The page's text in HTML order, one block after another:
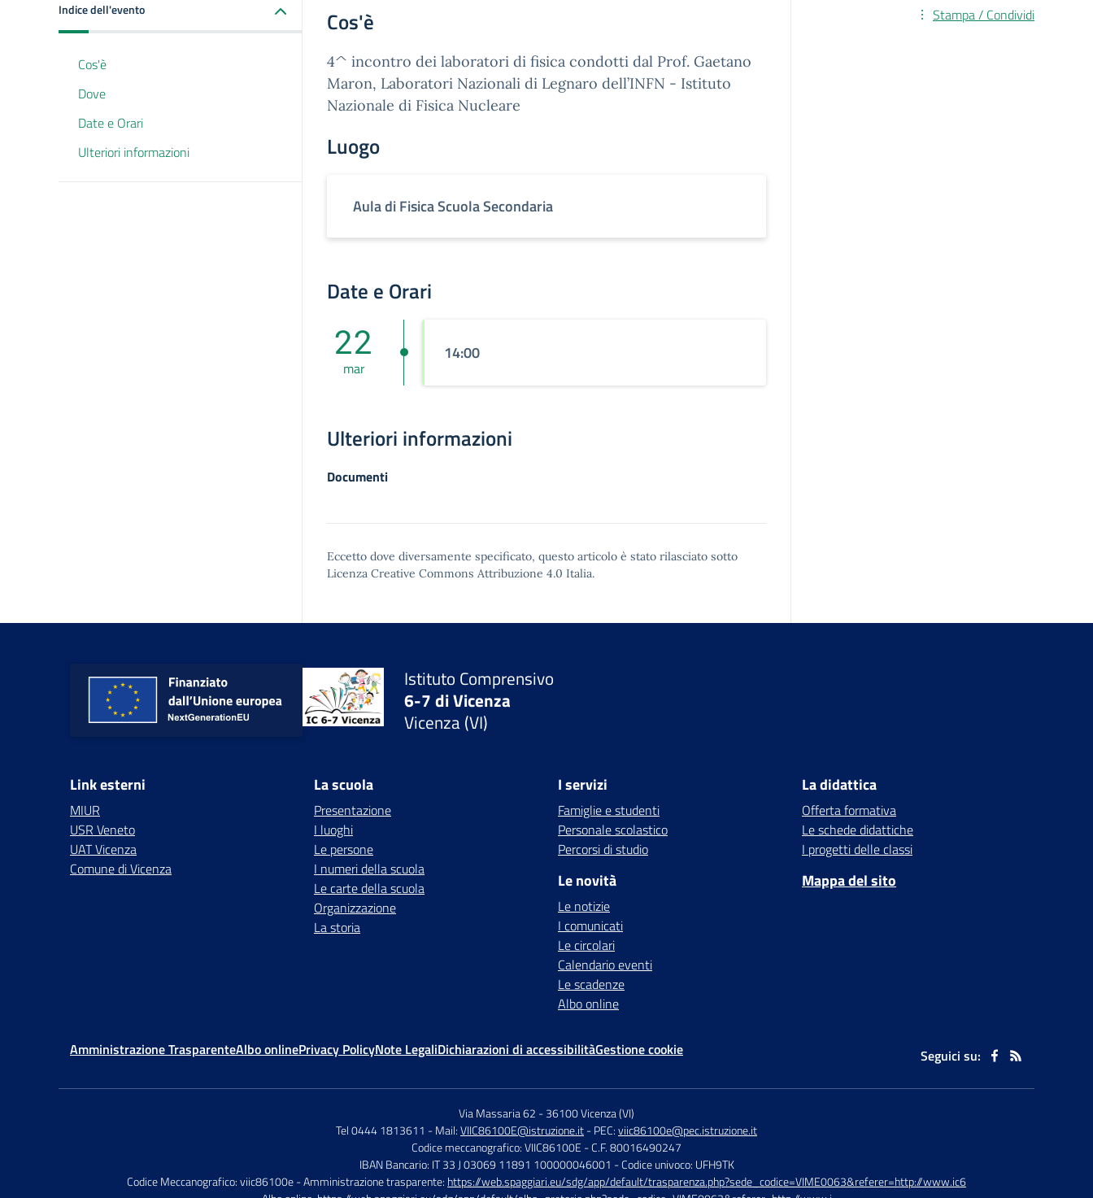
Indice dell'evento
Cos'è
Dove
Date e Orari
Ulteriori informazioni
Cos'è
4^ incontro dei laboratori di fisica condotti dal Prof. Gaetano
Maron, Laboratori Nazionali di Legnaro dell’INFN - Istituto
Nazionale di Fisica Nucleare
Luogo
Aula di Fisica Scuola Secondaria
Date e Orari
22
mar
14:00
Ulteriori informazioni
Documenti
Eccetto dove diversamente specificato, questo articolo è stato rilasciato sotto
Licenza Creative Commons Attribuzione 4.0 Italia.
Stampa / Condividi
Istituto Comprensivo
6-7 di Vicenza
Vicenza (VI)
Link esterni
MIUR
USR Veneto
UAT Vicenza
Comune di Vicenza
La scuola
Presentazione
I luoghi
Le persone
I numeri della scuola
Le carte della scuola
Organizzazione
La storia
I servizi
Famiglie e studenti
Personale scolastico
Percorsi di studio
Le novità
Le notizie
I comunicati
Le circolari
Calendario eventi
Le scadenze
Albo online
La didattica
Offerta formativa
Le schede didattiche
I progetti delle classi
Mappa del sito
Amministrazione TrasparenteAlbo onlinePrivacy PolicyNote LegaliDichiarazioni di accessibilitàGestione cookie Seguici su:
Via Massaria 62 -36100 Vicenza (VI)
Tel 0444 1813611 - Mail:VIIC86100E@istruzione.it- PEC:viic86100e@pec.istruzione.it
Codice meccanografico: VIIC86100E - C.F. 80016490247
IBAN Bancario: IT 33 J 03069 11891 100000046001 - Codice univoco: UFH9TK
Codice Meccanografico: viic86100e- Amministrazione trasparente: https://web.spaggiari.eu/sdg/app/default/trasparenza.php?sede_codice=VIME0063&referer=http://www.ic6